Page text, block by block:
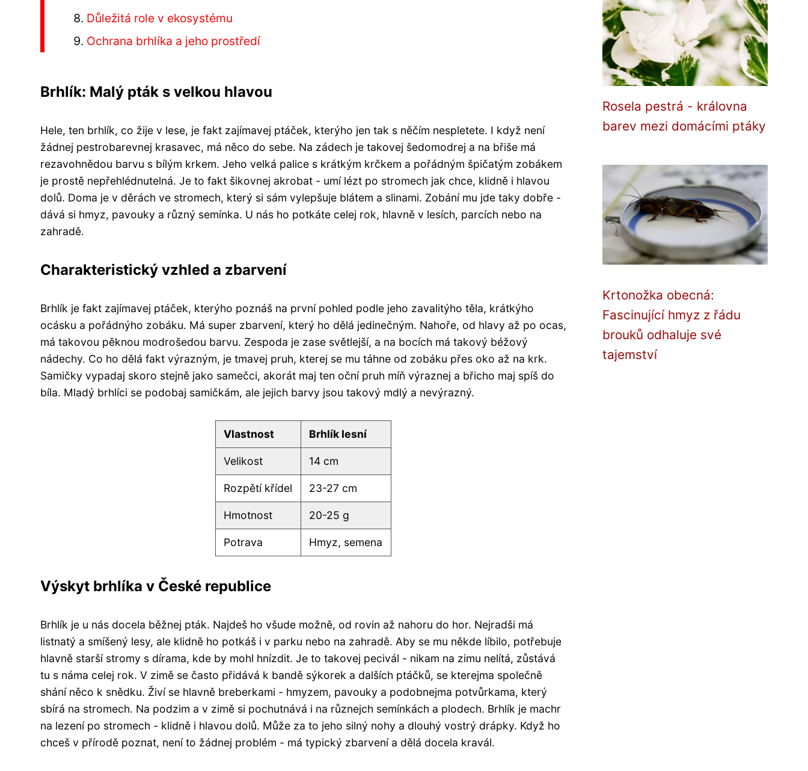
Důležitá role v ekosystému
Ochrana brhlíka a jeho prostředí
Brhlík: Malý pták s velkou hlavou
Hele, ten brhlík, co žije v lese, je fakt zajímavej ptáček, kterýho jen tak s něčím nespletete. I když není
žádnej pestrobarevnej krasavec, má něco do sebe. Na zádech je takovej šedomodrej a na břiše má
rezavohnědou barvu s bílým krkem. Jeho velká palice s krátkým krčkem a pořádným špičatým zobákem
je prostě nepřehlédnutelná. Je to fakt šikovnej akrobat - umí lézt po stromech jak chce, klidně i hlavou
dolů. Doma je v děrách ve stromech, který si sám vylepšuje blátem a slinami. Zobání mu jde taky dobře -
dává si hmyz, pavouky a různý semínka. U nás ho potkáte celej rok, hlavně v lesích, parcích nebo na
zahradě.
Charakteristický vzhled a zbarvení
Brhlík je fakt zajímavej ptáček, kterýho poznáš na první pohled podle jeho zavalitýho těla, krátkýho
ocásku a pořádnýho zobáku. Má super zbarvení, který ho dělá jedinečným. Nahoře, od hlavy až po ocas,
má takovou pěknou modrošedou barvu. Zespoda je zase světlejší, a na bocích má takový béžový
nádechy. Co ho dělá fakt výrazným, je tmavej pruh, kterej se mu táhne od zobáku přes oko až na krk.
Samičky vypadaj skoro stejně jako samečci, akorát maj ten oční pruh míň výraznej a břicho maj spíš do
bíla. Mladý brhlíci se podobaj samičkám, ale jejich barvy jsou takový mdlý a nevýrazný.
Vlastnost Brhlík lesní
Velikost 14 cm
Rozpětí křídel 23-27 cm
Hmotnost 20-25 g
Potrava Hmyz, semena
Výskyt brhlíka v České republice
Brhlík je u nás docela běžnej pták. Najdeš ho všude možně, od rovin až nahoru do hor. Nejradši má
listnatý a smíšený lesy, ale klidně ho potkáš i v parku nebo na zahradě. Aby se mu někde líbilo, potřebuje
hlavně starší stromy s dírama, kde by mohl hnízdit. Je to takovej pecivál - nikam na zimu nelítá, zůstává
tu s náma celej rok. V zimě se často přidává k bandě sýkorek a dalších ptáčků, se kterejma společně
shání něco k snědku. Živí se hlavně breberkami - hmyzem, pavouky a podobnejma potvůrkama, který
sbírá na stromech. Na podzim a v zimě si pochutnává i na různejch semínkách a plodech. Brhlík je machr
na lezení po stromech - klidně i hlavou dolů. Může za to jeho silný nohy a dlouhý vostrý drápky. Když ho
chceš v přírodě poznat, není to žádnej problém - má typický zbarvení a dělá docela kravál.
Rosela pestrá - královna
barev mezi domácími ptáky
Krtonožka obecná:
Fascinující hmyz z řádu
brouků odhaluje své
tajemství